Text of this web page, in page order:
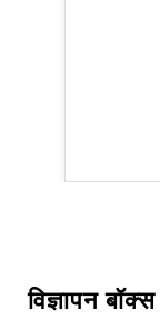
विज्ञापन बॉक्स